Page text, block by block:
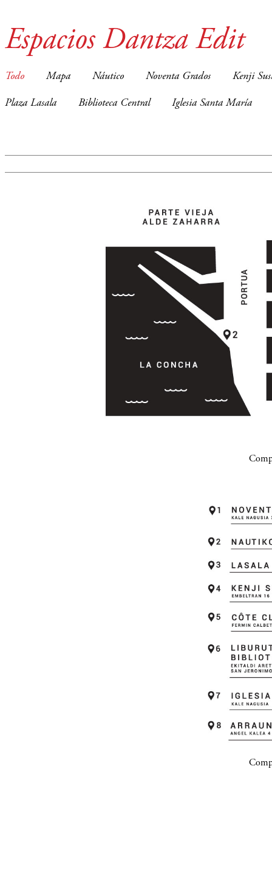
Espacios Dantza Edit
Todo Mapa Náutico Noventa Grados Kenji
Plaza Lasala Biblioteca Central Iglesia Santa María